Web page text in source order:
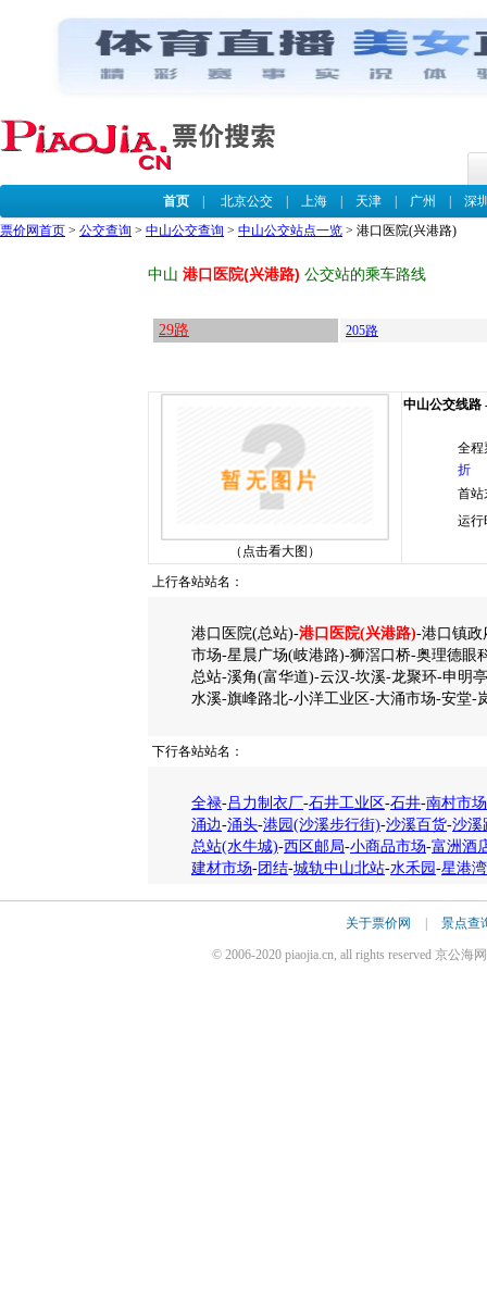
首页| 北京公交| 上海| 天津| 广州
深
票价网首页 > 公交查询 > 中山公交查询 > 中山公交站点一览 > 港口医院(兴港路)
中山 港口医院(兴港路) 公交站的乘车路线
29路 205路
（点击看大图）
中山公交线路
全程
折
首站
运行
上行各站站名：
港口医院(总站)-港口医院(兴港路)-港口镇政
市场-星晨广场(岐港路)-狮滘口桥-奥理德
总站-溪角(富华道)-云汉-坎溪-龙聚环-申明
水溪-旗峰路北-小洋工业区-大涌市场-安堂-
下行各站站名：
全禄-吕力制衣厂-石井工业区-石井-南村市场
涌边-涌头-港园(沙溪步行街)-沙溪百货-沙溪
总站(水牛城)-西区邮局-小商品市场-富洲酒
建材市场-团结-城轨中山北站-水禾园 -星港湾
关于票价网 景点查
© 2006-2020 piaojia.cn, all rights reserved 京公海